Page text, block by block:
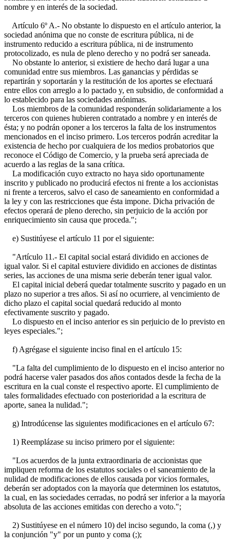
nombre y en interés de la sociedad.
Artículo 6º A.- No obstante lo dispuesto en el artículo anterior, la
sociedad anónima que no conste de escritura pública, ni de
instrumento reducido a escritura pública, ni de instrumento
protocolizado, es nula de pleno derecho y no podrá ser saneada.
No obstante lo anterior, si existiere de hecho dará lugar a una
comunidad entre sus miembros. Las ganancias y pérdidas se
repartirán y soportarán y la restitución de los aportes se efectuará
entre ellos con arreglo a lo pactado y, en subsidio, de conformidad a
lo establecido para las sociedades anónimas.
Los miembros de la comunidad responderán solidariamente a los
terceros con quienes hubieren contratado a nombre y en interés de
ésta; y no podrán oponer a los terceros la falta de los instrumentos
mencionados en el inciso primero. Los terceros podrán acreditar la
existencia de hecho por cualquiera de los medios probatorios que
reconoce el Código de Comercio, y la prueba será apreciada de
acuerdo a las reglas de la sana crítica.
La modificación cuyo extracto no haya sido oportunamente
inscrito y publicado no producirá efectos ni frente a los accionistas
ni frente a terceros, salvo el caso de saneamiento en conformidad a
la ley y con las restricciones que ésta impone. Dicha privación de
efectos operará de pleno derecho, sin perjuicio de la acción por
enriquecimiento sin causa que proceda.";
e) Sustitúyese el artículo 11 por el siguiente:
"Artículo 11.- El capital social estará dividido en acciones de
igual valor. Si el capital estuviere dividido en acciones de distintas
series, las acciones de una misma serie deberán tener igual valor.
El capital inicial deberá quedar totalmente suscrito y pagado en un
plazo no superior a tres años. Si así no ocurriere, al vencimiento de
dicho plazo el capital social quedará reducido al monto
efectivamente suscrito y pagado.
Lo dispuesto en el inciso anterior es sin perjuicio de lo previsto en
leyes especiales.";
f) Agrégase el siguiente inciso final en el artículo 15:
"La falta del cumplimiento de lo dispuesto en el inciso anterior no
podrá hacerse valer pasados dos años contados desde la fecha de la
escritura en la cual conste el respectivo aporte. El cumplimiento de
tales formalidades efectuado con posterioridad a la escritura de
aporte, sanea la nulidad.";
g) Introdúcense las siguientes modificaciones en el artículo 67:
1) Reemplázase su inciso primero por el siguiente:
"Los acuerdos de la junta extraordinaria de accionistas que
impliquen reforma de los estatutos sociales o el saneamiento de la
nulidad de modificaciones de ellos causada por vicios formales,
deberán ser adoptados con la mayoría que determinen los estatutos,
la cual, en las sociedades cerradas, no podrá ser inferior a la mayoría
absoluta de las acciones emitidas con derecho a voto.";
2) Sustitúyese en el número 10) del inciso segundo, la coma (,) y
la conjunción "y" por un punto y coma (;);